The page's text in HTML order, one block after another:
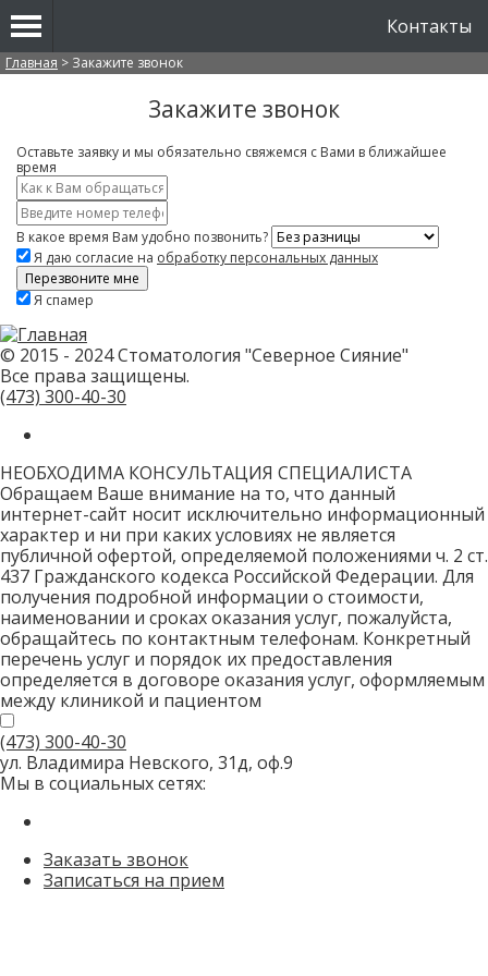
Контакты
Вы здесь
Главная > Закажите звонок
Закажите звонок
Оставьте заявку и мы обязательно свяжемся с Вами в ближайшее
время
Имя
*
Контактный
телефон
*
В какое время Вам удобно позвонить?
Я даю согласие на обработку персональных данных
Скажите,
не
заполняйте
это
поле.
CAPTCHA
только
роботов!
Я спамер
© 2015 - 2024 Стоматология "Северное Сияние"
Все права защищены.
(473) 300-40-30
НЕОБХОДИМА КОНСУЛЬТАЦИЯ СПЕЦИАЛИСТА
Обращаем Ваше внимание на то, что данный
интернет-сайт носит исключительно информационный
характер и ни при каких условиях не является
публичной офертой, определяемой положениями ч. 2 ст.
437 Гражданского кодекса Российской Федерации. Для
получения подробной информации о стоимости,
наименовании и сроках оказания услуг, пожалуйста,
обращайтесь по контактным телефонам. Конкретный
перечень услуг и порядок их предоставления
определяется в договоре оказания услуг, оформляемым
между клиникой и пациентом
(473) 300-40-30
ул. Владимира Невского, 31д, оф.9
Мы в социальных сетях:
Заказать звонок
Записаться на прием